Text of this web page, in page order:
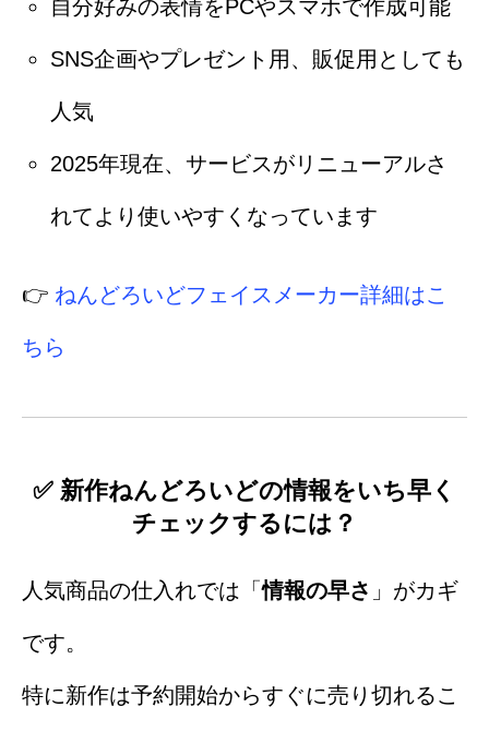
自分好みの表情をPCやスマホで作成可能
SNS企画やプレゼント用、販促用としても
人気
2025年現在、サービスがリニューアルさ
れてより使いやすくなっています
👉 ねんどろいどフェイスメーカー詳細はこ
ちら
✅ 新作ねんどろいどの情報をいち早く
チェックするには？
人気商品の仕入れでは「情報の早さ 」がカギ
です。
特に新作は予約開始からすぐに売り切れるこ